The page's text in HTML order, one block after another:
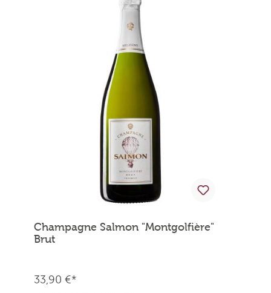
Champagne Salmon "Montgolfière"
Brut
33,90 €*